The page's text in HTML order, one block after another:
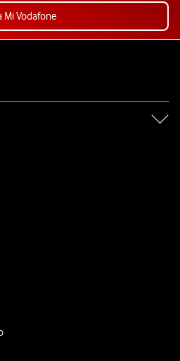
Mi Vodafone
de Vodafone